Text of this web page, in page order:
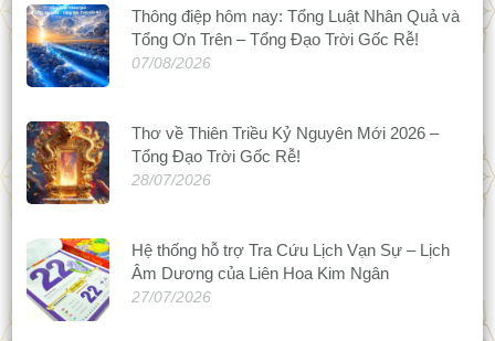
Thông điệp hôm nay: Tổng Luật Nhân Quả và
Tổng Ơn Trên – Tổng Đạo Trời Gốc Rễ!
07/08/2026
Thơ về Thiên Triều Kỷ Nguyên Mới 2026 –
Tổng Đạo Trời Gốc Rễ!
28/07/2026
Hệ thống hỗ trợ Tra Cứu Lịch Vạn Sự – Lịch
Âm Dương của Liên Hoa Kim Ngân
27/07/2026